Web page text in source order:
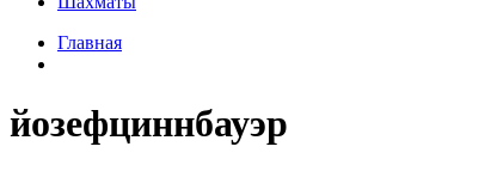
Главная
йозефциннбауэр